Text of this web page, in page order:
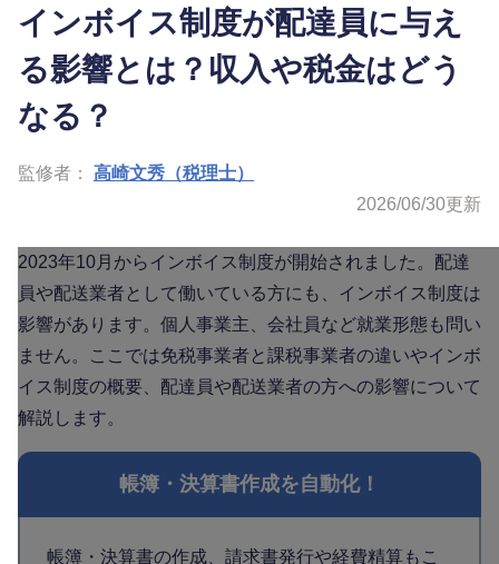
インボイス制度が配達員に与え
る影響とは？収入や税金はどう
なる？
監修者： 高崎文秀（税理士）
2026/06/30更新
2023年10月からインボイス制度が開始されました。配達
員や配送業者として働いている方にも、インボイス制度は
影響があります。個人事業主、会社員など就業形態も問い
ません。ここでは免税事業者と課税事業者の違いやインボ
イス制度の概要、配達員や配送業者の方への影響について
解説します。
帳簿・決算書作成を自動化！
帳簿・決算書の作成、請求書発行や経費精算もこ